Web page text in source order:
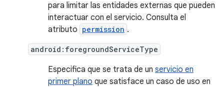
para limitar las entidades externas que pueden
interactuar con el servicio. Consulta el
atributo permission .
android:foregroundServiceType
Especifica que se trata de un servicio en
primer plano que satisface un caso de uso en